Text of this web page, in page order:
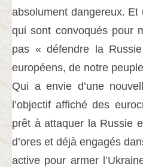
absolument dangereux. Et
qui sont convoqués pour
pas « défendre la
européens, de notre
Qui a envie d’une
l’objectif affiché des
prêt à attaquer la Russie
d’ores et déjà engagés
active pour armer